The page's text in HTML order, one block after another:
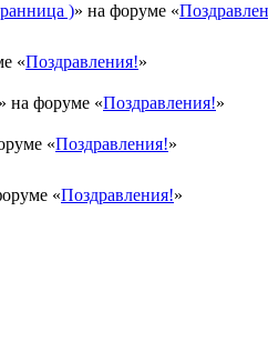
)» на форуме «
«Поздравления!»
» на форуме «Поздравления!»
«Поздравления!»
«Поздравления!»